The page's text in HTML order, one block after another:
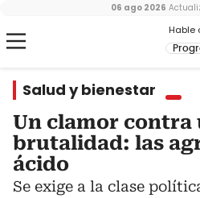
Hable
06 ago 2026
Salud y bienestar
Un clamor contra
brutalidad: las
ácido
Se exige a la clase